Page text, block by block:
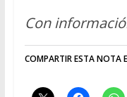
Con
COMPARTIR ESTA NOTA